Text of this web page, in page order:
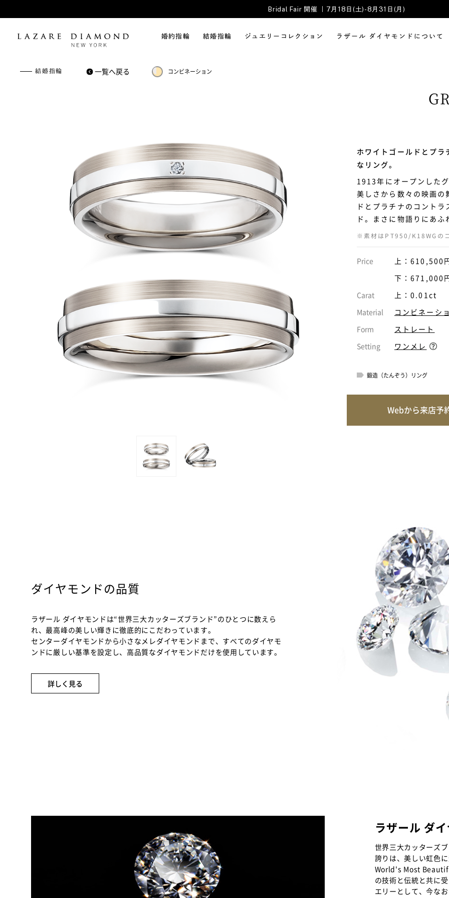
Bridal Fair 開催 ｜7月18日(土)-8月31日(月)
婚約指輪 結婚指輪 ジュエリーコレクション ラザール ダイヤモンドについて
結婚指輪 一覧へ戻る コンビネーション
ホワイトゴールドとプ
なリング。
1913年にオープンした
美しさから数々の映画
ドとプラチナのコント
ド。まさに物語りにあ
※素材はPT950/K18WGの
Price
上：610,500
下：671,000
Carat
上：0.01ct
Material
コンビネーシ
Form
ストレート
Setting
ワンメレ
鍛造（たんぞう）リング
Webから来店予
ダイヤモンドの品質
ラザール ダイヤモンドは“世界三大カッターズブランド”のひとつに数えら
れ、最高峰の美しい輝きに徹底的にこだわっています。
センターダイヤモンドから小さなメレダイヤモンドまで、すべてのダイヤモ
ンドに厳しい基準を設定し、高品質なダイヤモンドだけを使用しています。
詳しく見る
ラザール ダ
世界三大カッターズ
誇りは、美しい虹色
World's Most
の技術と伝統と共に
エリーとして、今な